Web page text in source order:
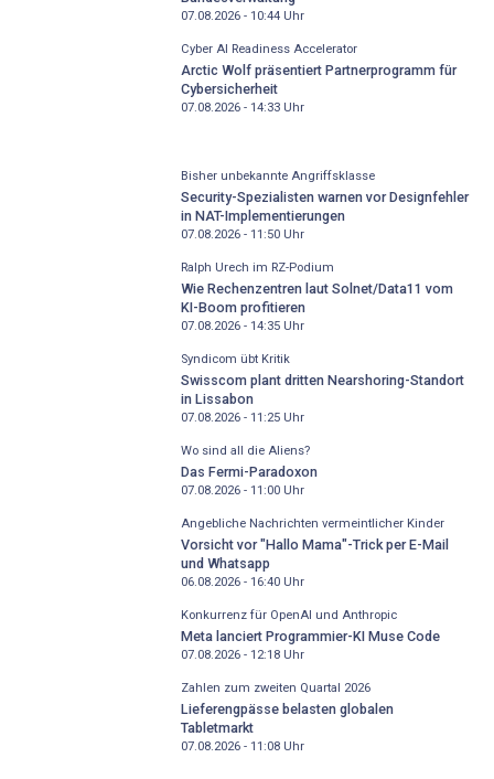
07.08.2026 - 10:44Uhr
Cyber AI Readiness Accelerator
Arctic Wolf präsentiert Partnerprogramm für
Cybersicherheit
07.08.2026 - 14:33Uhr
Bisher unbekannte Angriffsklasse
Security-Spezialisten warnen vor Designfehler
in NAT-Implementierungen
07.08.2026 - 11:50Uhr
Ralph Urech im RZ-Podium
Wie Rechenzentren laut Solnet/Data11 vom
KI-Boom profitieren
07.08.2026 - 14:35Uhr
Syndicom übt Kritik
Swisscom plant dritten Nearshoring-Standort
in Lissabon
07.08.2026 - 11:25Uhr
Wo sind all die Aliens?
Das Fermi-Paradoxon
07.08.2026 - 11:00Uhr
Angebliche Nachrichten vermeintlicher Kinder
Vorsicht vor "Hallo Mama"-Trick per E-Mail
und Whatsapp
06.08.2026 - 16:40Uhr
Konkurrenz für OpenAI und Anthropic
Meta lanciert Programmier-KI Muse Code
07.08.2026 - 12:18Uhr
Zahlen zum zweiten Quartal 2026
Lieferengpässe belasten globalen
Tabletmarkt
07.08.2026 - 11:08Uhr